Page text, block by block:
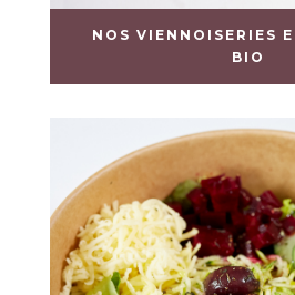
NOS VIENNOISERIES
BIO